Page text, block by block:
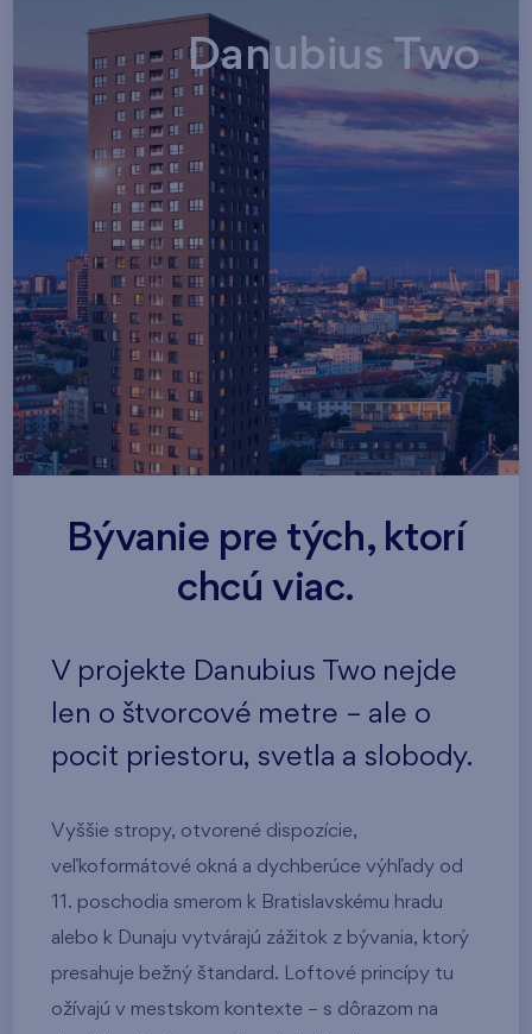
Danubius Two
Bývanie pre tých, ktorí
chcú viac.
V projekte Danubius Two nejde
len o štvorcové metre – ale o
pocit priestoru, svetla a slobody.
Vyššie stropy, otvorené dispozície,
veľkoformátové okná a dychberúce výhľady od
11. poschodia smerom k Bratislavskému hradu
alebo k Dunaju vytvárajú zážitok z bývania, ktorý
presahuje bežný štandard. Loftové princípy tu
ožívajú v mestskom kontexte – s dôrazom na